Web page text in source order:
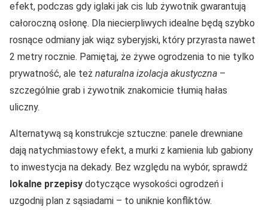
efekt, podczas gdy iglaki jak cis lub żywotnik gwarantują
całoroczną osłonę. Dla niecierpliwych idealne będą szybko
rosnące odmiany jak wiąz syberyjski, który przyrasta nawet
2 metry rocznie. Pamiętaj, że żywe ogrodzenia to nie tylko
prywatność, ale też naturalna izolacja akustyczna –
szczególnie grab i żywotnik znakomicie tłumią hałas
uliczny.
Alternatywą są konstrukcje sztuczne: panele drewniane
dają natychmiastowy efekt, a murki z kamienia lub gabiony
to inwestycja na dekady. Bez względu na wybór, sprawdź
lokalne przepisy dotyczące wysokości ogrodzeń i
uzgodnij plan z sąsiadami – to uniknie konfliktów.